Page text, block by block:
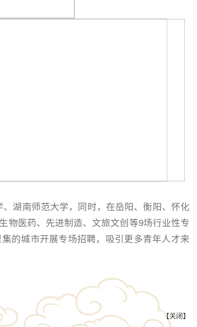
湖南师范大学，同时，在岳阳、衡阳、怀化
物医药、先进制造、文旅文创等9场行业性专
的城市开展专场招聘，吸引更多青年人才来
【关闭】